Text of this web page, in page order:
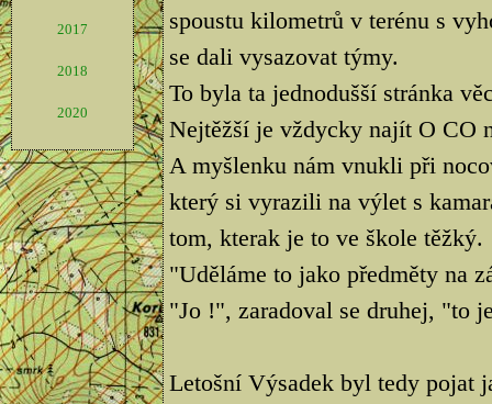
2017
2018
2020
spoustu kilometrů v terénu s
se dali vysazovat týmy.
To byla ta jednodušší stránka
Nejtěžší je vždycky najít O CO
A myšlenku nám vnukli při
který si vyrazili na výlet s
tom, kterak je to ve škole těžký.
"Uděláme to jako předměty na
"Jo !", zaradoval se druhej, "to
Letošní Výsadek byl tedy pojat